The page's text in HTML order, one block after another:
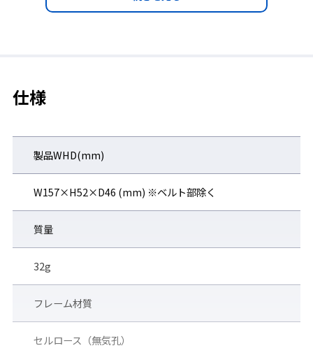
仕様
製品WHD(mm)
W157×H52×D46 (mm) ※ベルト部除く
質量
32g
フレーム材質
セルロース（無気孔）